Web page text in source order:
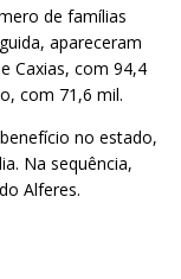
de famílias
apareceram
Caxias, com 94,4
com 71,6 mil.
no estado,
Na sequência,
Alferes.